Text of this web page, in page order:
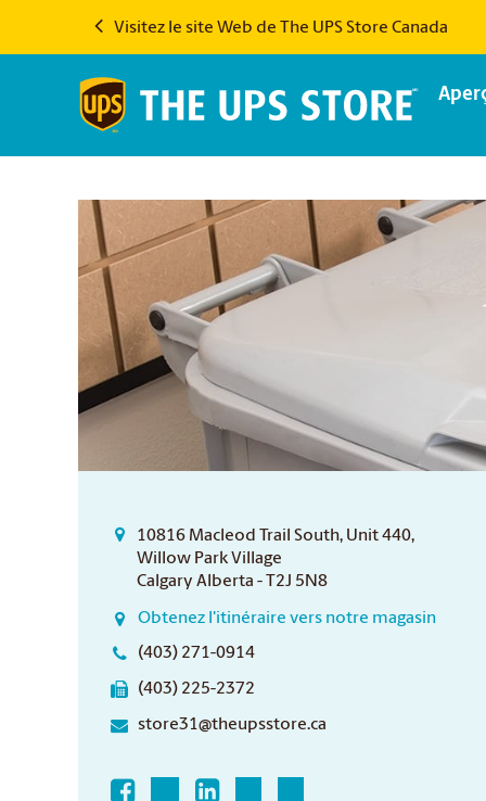
Visitez le site Web de The UPS Store Canada
10816 Macleod Trail South, Unit 440,
Willow Park Village
Calgary Alberta - T2J 5N8
Obtenez l'itinéraire vers notre magasin
(403) 271-0914
(403) 225-2372
store31@theupsstore.ca